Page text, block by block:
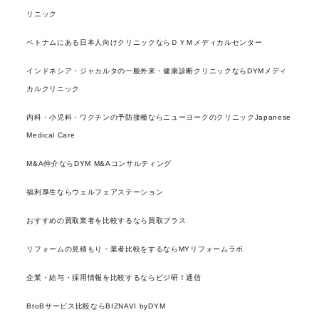
リニック
ベトナムにある日本人向けクリニックならＤＹＭメディカルセンター
インドネシア・ジャカルタの一般外来・健康診断クリニックならDYMメディ
カルクリニック
内科・小児科・ワクチンの予防接種ならニューヨークのクリニックJapanese
Medical Care
M&A仲介ならDYM M&Aコンサルティング
福利厚生ならウェルフェアステーション
おすすめの買取業者を比較するなら買取プラス
リフォームの見積もり・業者比較をするならMYリフォームラボ
企業・給与・採用情報を比較するならビジ研！通信
BtoBサービス比較ならBIZNAVI byDYM